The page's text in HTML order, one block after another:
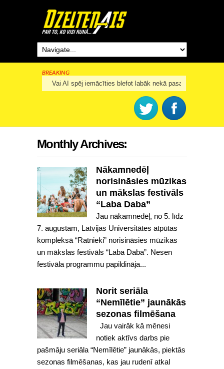
BREAKING
Rīga šogad svinēs 825. dzimšanas dienu
Monthly Archives:
Nākamnedēļ
norisināsies mūzikas
un mākslas festivāls
“Laba Daba”
Jau nākamnedēļ, no 5. līdz
7. augustam, Latvijas Universitātes atpūtas
kompleksā “Ratnieki” norisināsies mūzikas
un mākslas festivāls “Laba Daba”. Nesen
festivāla programmu papildināja...
Norit seriāla
“Nemīlētie” jaunākās
sezonas filmēšana
Jau vairāk kā mēnesi
notiek aktīvs darbs pie
pašmāju seriāla “Nemīlētie” jaunākās, piektās
sezonas filmēšanas, kas jau rudenī atkal